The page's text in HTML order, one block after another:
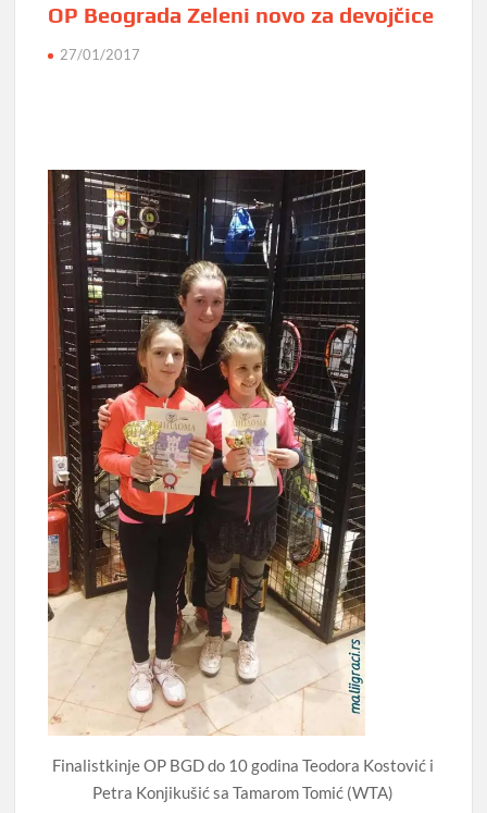
OP Beograda Zeleni novo za devojčice
27/01/2017
Finalistkinje OP BGD do 10 godina Teodora Kostović i
Petra Konjikušić sa Tamarom Tomić (WTA)